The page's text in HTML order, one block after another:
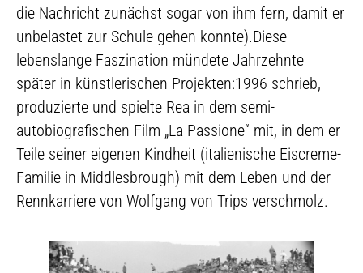
die Nachricht zunächst sogar von ihm fern, damit er
unbelastet zur Schule gehen konnte).Diese
lebenslange Faszination mündete Jahrzehnte
später in künstlerischen Projekten:1996 schrieb,
produzierte und spielte Rea in dem semi-
autobiografischen Film „La Passione“ mit, in dem er
Teile seiner eigenen Kindheit (italienische Eiscreme-
Familie in Middlesbrough) mit dem Leben und der
Rennkarriere von Wolfgang von Trips verschmolz.